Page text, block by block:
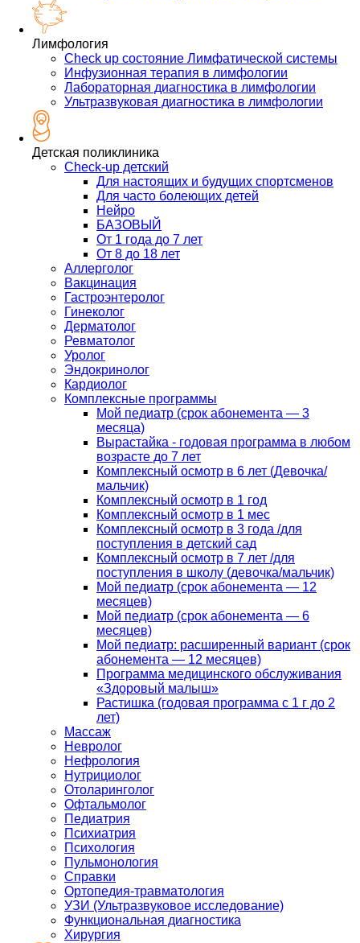
Лимфология
Check up состояние Лимфатической системы
Инфузионная терапия в лимфологии
Лабораторная диагностика в лимфологии
Ультразвуковая диагностика в лимфологии
Детская поликлиника
Check-up детский
Для настоящих и будущих спортсменов
Для часто болеющих детей
Нейро
БАЗОВЫЙ
От 1 года до 7 лет
От 8 до 18 лет
Аллерголог
Вакцинация
Гастроэнтеролог
Гинеколог
Дерматолог
Ревматолог
Уролог
Эндокринолог
Кардиолог
Комплексные программы
Мой педиатр (срок абонемента — 3
месяца)
Вырастайка - годовая программа в любом
возрасте до 7 лет
Комплексный осмотр в 6 лет (Девочка/
мальчик)
Комплексный осмотр в 1 год
Комплексный осмотр в 1 мес
Комплексный осмотр в 3 года /для
поступления в детский сад
Комплексный осмотр в 7 лет /для
поступления в школу (девочка/мальчик)
Мой педиатр (срок абонемента — 12
месяцев)
Мой педиатр (срок абонемента — 6
месяцев)
Мой педиатр: расширенный вариант (срок
абонемента — 12 месяцев)
Программа медицинского обслуживания
«Здоровый малыш»
Растишка (годовая программа с 1 г до 2
лет)
Массаж
Невролог
Нефрология
Нутрициолог
Отоларинголог
Офтальмолог
Педиатрия
Психиатрия
Психология
Пульмонология
Справки
Ортопедия-травматология
УЗИ (Ультразвуковое исследование)
Функциональная диагностика
Хирургия